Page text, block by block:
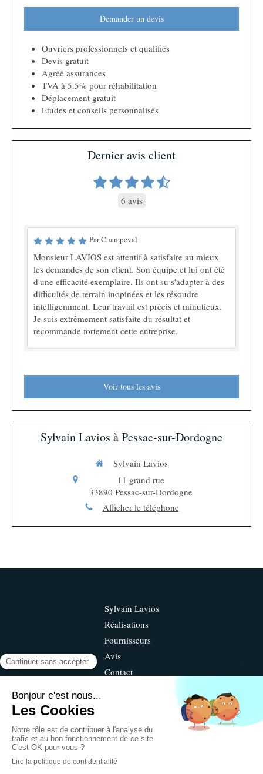
Demander un devis
Ouvriers professionnels et qualifiés
Devis gratuit
Agréé assurances
TVA à 5.5% pour réhabilitation
Déplacement gratuit
Etudes et conseils personnalisés
Dernier avis client
6 avis
Par Champeval
Monsieur LAVIOS est attentif à satisfaire au mieux
les demandes de son client. Son équipe et lui ont été
d'une efficacité exemplaire. Ils ont su s'adapter à des
difficultés de terrain inopinées et les résoudre
intelligemment. Leur travail est précis et minutieux.
Je suis extrêmement satisfaite du résultat et
recommande fortement cette entreprise.
Voir tous les avis
Sylvain Lavios à Pessac-sur-Dordogne
Sylvain Lavios
11 grand rue
33890 Pessac-sur-Dordogne
Afficher le téléphone
Sylvain Lavios
Réalisations
Fournisseurs
Avis
Contact
©2019 Sylvain Lavios - Terrassement
Mentions légales